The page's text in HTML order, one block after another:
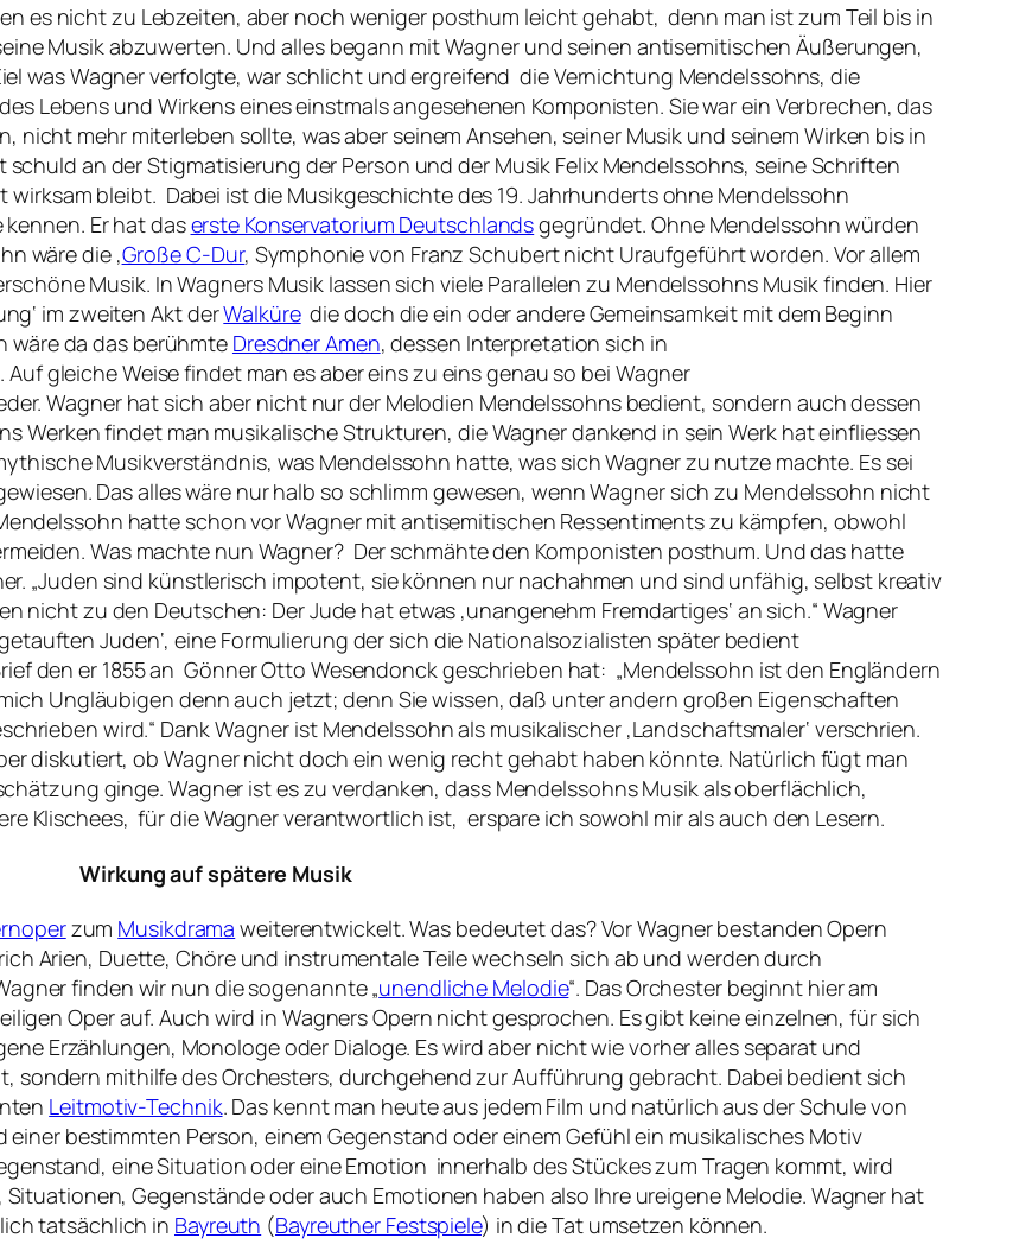
es nicht zu Lebzeiten, aber noch weniger posthum leicht gehabt, denn man ist zum Teil bis in
Musik abzuwerten. Und alles begann mit Wagner und seinen antisemitischen Äußerungen,
was Wagner verfolgte, war schlicht und ergreifend die Vernichtung Mendelssohns, die
Lebens und Wirkens eines einstmals angesehenen Komponisten. Sie war ein Verbrechen, das
mehr miterleben sollte, was aber seinem Ansehen, seiner Musik und seinem Wirken bis in
an der Stigmatisierung der Person und der Musik Felix Mendelssohns, seine Schriften
bleibt. Dabei ist die Musikgeschichte des 19. Jahrhunderts ohne Mendelssohn
Er hat daserste Konservatorium Deutschlandsgegründet. Ohne Mendelssohn würden
wäre die ‚Große C-Dur‚ Symphonie von Franz Schubert nicht Uraufgeführt worden. Vor allem
Musik. In Wagners Musik lassen sich viele Parallelen zu Mendelssohns Musik finden. Hier
im zweiten Akt derWalküredie doch die ein oder andere Gemeinsamkeit mit dem Beginn
wäre da das berühmte Dresdner Amen, dessen Interpretation sich in
.Auf gleiche Weise findet man es aber eins zu eins genau so bei Wagner
Wagner hat sich aber nicht nur der Melodien Mendelssohns bedient, sondern auch dessen
Werken findet man musikalische Strukturen, die Wagner dankend in sein Werk hat einfliessen
Musikverständnis, was Mendelssohn hatte, was sich Wagner zu nutze machte. Es sei
Das alles wäre nur halb so schlimm gewesen, wenn Wagner sich zu Mendelssohn nicht
hatte schon vor Wagner mit antisemitischen Ressentiments zu kämpfen, obwohl
Was machte nun Wagner? Der schmähte den Komponisten posthum. Und das hatte
„Juden sind künstlerisch impotent, sie können nur nachahmen und sind unfähig, selbst kreativ
nicht zu den Deutschen: Der Jude hat etwas ‚unangenehm Fremdartiges‘ an sich.“ Wagner
Juden‘, eine Formulierung der sich die Nationalsozialisten später bedient
den er 1855 an Gönner Otto Wesendonck geschrieben hat: „Mendelssohn ist den Engländern
Ungläubigen denn auch jetzt; denn Sie wissen, daß unter andern großen Eigenschaften
wird.“ Dank Wagner ist Mendelssohn als musikalischer ‚Landschaftsmaler‘ verschrien.
diskutiert, ob Wagner nicht doch ein wenig recht gehabt haben könnte. Natürlich fügt man
ginge. Wagner ist es zu verdanken, dass Mendelssohns Musik als oberflächlich,
Klischees, für die Wagner verantwortlich ist, erspare ich sowohl mir als auch den Lesern.
Wirkung auf spätere Musik
zum Musikdrama weiterentwickelt. Was bedeutet das? Vor Wagner bestanden Opern
Arien, Duette, Chöre und instrumentale Teile wechseln sich ab und werden durch
finden wir nun die sogenannte „unendliche Melodie“. Das Orchester beginnt hier am
Oper auf. Auch wird in Wagners Opern nicht gesprochen. Es gibt keine einzelnen, für sich
Erzählungen, Monologe oder Dialoge. Es wird aber nicht wie vorher alles separat und
sondern mithilfe des Orchesters, durchgehend zur Aufführung gebracht. Dabei bedient sich
Leitmotiv-Technik. Das kennt man heute aus jedem Film und natürlich aus der Schule von
einer bestimmten Person, einem Gegenstand oder einem Gefühl ein musikalisches Motiv
eine Situation oder eine Emotion innerhalb des Stückes zum Tragen kommt, wird
Gegenstände oder auch Emotionen haben also Ihre ureigene Melodie. Wagner hat
tatsächlich in Bayreuth (Bayreuther Festspiele) in die Tat umsetzen können.